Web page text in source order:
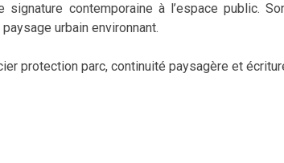
contemporaine à l’espace public.
urbain environnant.
protection parc, continuité paysagère et